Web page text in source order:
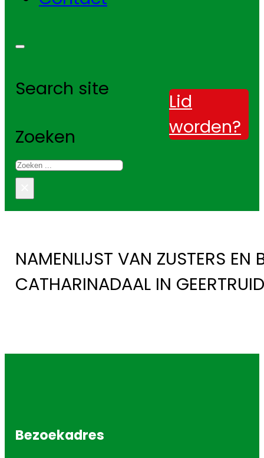
Search site
Zoeken
Lid
worden?
NAMENLIJST VAN ZUSTERS EN
CATHARINADAAL IN
Bezoekadres